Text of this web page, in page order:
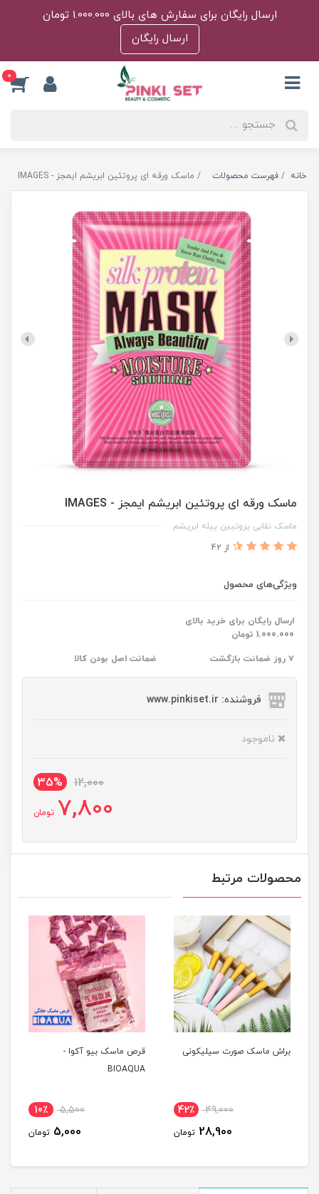
ارسال رایگان برای سفارش های بالای 1.000.000 تومان
ارسال رایگان
0
خانه فهرست محصولات ماسک ورقه ای پروتئین ابریشم ایمجز - IMAGES
ماسک ورقه ای پروتئین ابریشم ایمجز - IMAGES
ماسک نقابی پروتیین پیله ابریشم
از 42
ویژگی‌های محصول
ارسال رایگان برای خرید بالای
1.000.000 تومان
۷ روز ضمانت بازگشت ضمانت اصل بودن کالا
فروشنده: www.pinkiset.ir
ناموجود
12,000
35%
7,800 تومان
محصولات مرتبط
براش ماسک صورت سیلیکونی
49,000 42٪
28,900 تومان
قرص ماسک بیو آکوا -
BIOAQUA
5,500 10٪
5,000 تومان